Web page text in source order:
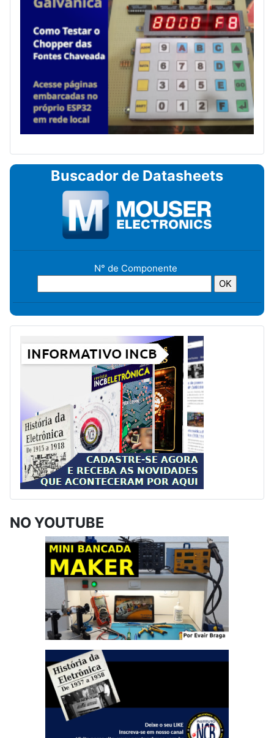
Buscador de Datasheets
N° de Componente
NO YOUTUBE